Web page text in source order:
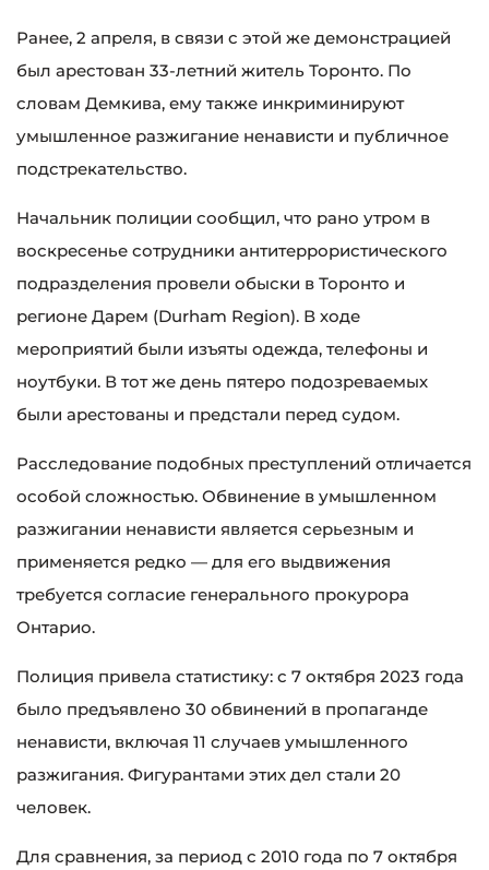
Ранее, 2 апреля, в связи с этой же демонстрацией
был арестован 33-летний житель Торонто. По
словам Демкива, ему также инкриминируют
умышленное разжигание ненависти и публичное
подстрекательство.
Начальник полиции сообщил, что рано утром в
воскресенье сотрудники антитеррористического
подразделения провели обыски в Торонто и
регионе Дарем (Durham Region). В ходе
мероприятий были изъяты одежда, телефоны и
ноутбуки. В тот же день пятеро подозреваемых
были арестованы и предстали перед судом.
Расследование подобных преступлений отличается
особой сложностью. Обвинение в умышленном
разжигании ненависти является серьезным и
применяется редко — для его выдвижения
требуется согласие генерального прокурора
Онтарио.
Полиция привела статистику: с 7 октября 2023 года
было предъявлено 30 обвинений в пропаганде
ненависти, включая 11 случаев умышленного
разжигания. Фигурантами этих дел стали 20
человек.
Для сравнения, за период с 2010 года по 7 октября